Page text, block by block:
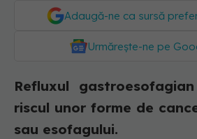
Adaugă-ne ca sursă
Urmărește-ne pe
Refluxul
riscul unor forme de
sau esofagului.